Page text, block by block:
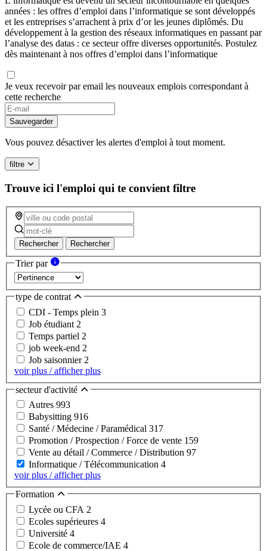
années : les offres d’emploi dans l’informatique se sont développés
et les entreprises s’arrachent à prix d’or les jeunes diplômés. Du
développement à la gestion des réseaux informatiques en passant par
l’analyse des datas : ce secteur offre diverses opportunités. Postulez
dès maintenant à nos offres d’emploi dans l’informatique
Je veux recevoir par email les nouveaux emplois correspondant à
cette recherche
If
you
are
a
ignore
this
field
Sauvegarder
Vous pouvez désactiver les alertes d'emploi à tout moment.
filtre
Trouve ici l'emploi qui te convient filtre
Rechercher Rechercher
Trier par
type de contrat
CDI - Temps plein 3
Job étudiant 2
Temps partiel 2
job week-end 2
Job saisonnier 2
voir plus / afficher plus
secteur d'activité
Autres 993
Babysitting 916
Santé / Médecine / Paramédical 317
Promotion / Prospection / Force de vente 159
Vente au détail / Commerce / Distribution 97
Informatique / Télécommunication 4
voir plus / afficher plus
Formation
Lycée ou CFA 2
Ecoles supérieures 4
Université 4
Ecole de commerce/IAE 4